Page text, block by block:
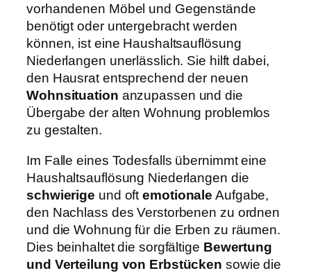
vorhandenen Möbel und Gegenstände
benötigt oder untergebracht werden
können, ist eine Haushaltsauflösung
Niederlangen unerlässlich. Sie hilft dabei,
den Hausrat entsprechend der neuen
Wohnsituation anzupassen und die
Übergabe der alten Wohnung problemlos
zu gestalten.
Im Falle eines Todesfalls übernimmt eine
Haushaltsauflösung Niederlangen die
schwierige und oftemotionale Aufgabe,
den Nachlass des Verstorbenen zu ordnen
und die Wohnung für die Erben zu räumen.
Dies beinhaltet die sorgfältige Bewertung
und Verteilung von Erbstücken sowie die